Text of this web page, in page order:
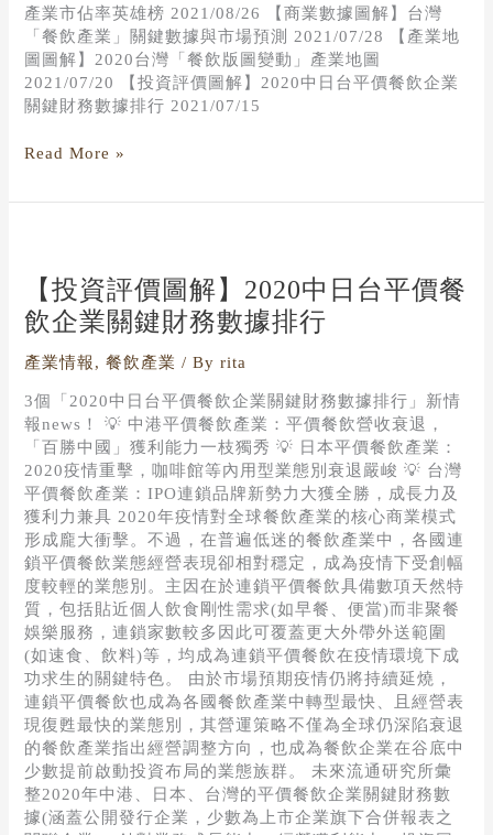
產業市佔率英雄榜 2021/08/26 【商業數據圖解】台灣
「餐飲產業」關鍵數據與市場預測 2021/07/28 【產業地
圖圖解】2020台灣「餐飲版圖變動」產業地圖
2021/07/20 【投資評價圖解】2020中日台平價餐飲企業
關鍵財務數據排行 2021/07/15
Read More »
【投資評價圖解】2020中日台平價餐
飲企業關鍵財務數據排行
產業情報,餐飲產業 / Byrita
3個「2020中日台平價餐飲企業關鍵財務數據排行」新情
報news！ 💡 中港平價餐飲產業：平價餐飲營收衰退，
「百勝中國」獲利能力一枝獨秀 💡 日本平價餐飲產業：
2020疫情重擊，咖啡館等內用型業態別衰退嚴峻 💡 台灣
平價餐飲產業：IPO連鎖品牌新勢力大獲全勝，成長力及
獲利力兼具 2020年疫情對全球餐飲產業的核心商業模式
形成龐大衝擊。不過，在普遍低迷的餐飲產業中，各國連
鎖平價餐飲業態經營表現卻相對穩定，成為疫情下受創幅
度較輕的業態別。主因在於連鎖平價餐飲具備數項天然特
質，包括貼近個人飲食剛性需求(如早餐、便當)而非聚餐
娛樂服務，連鎖家數較多因此可覆蓋更大外帶外送範圍
(如速食、飲料)等，均成為連鎖平價餐飲在疫情環境下成
功求生的關鍵特色。 由於市場預期疫情仍將持續延燒，
連鎖平價餐飲也成為各國餐飲產業中轉型最快、且經營表
現復甦最快的業態別，其營運策略不僅為全球仍深陷衰退
的餐飲產業指出經營調整方向，也成為餐飲企業在谷底中
少數提前啟動投資布局的業態族群。 未來流通研究所彙
整2020年中港、日本、台灣的平價餐飲企業關鍵財務數
據(涵蓋公開發行企業，少數為上市企業旗下合併報表之
價
圖
解】
2020
中
日
台
平
價
餐
飲
企
業
關
鍵
財
務
數
據
排
行